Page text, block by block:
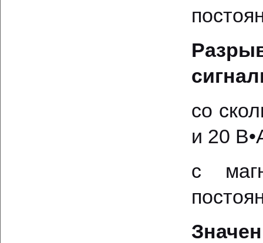
со
и 20
с